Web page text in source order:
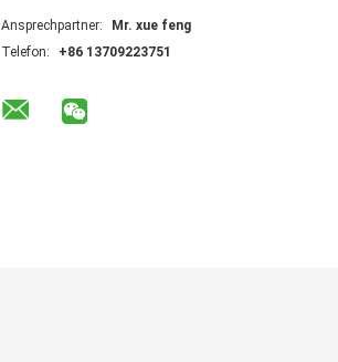
Ansprechpartner:
Mr. xue feng
Telefon:
+86 13709223751